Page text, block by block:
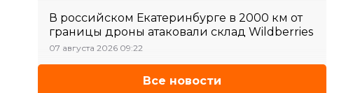
В российском Екатеринбурге в 2000 км от
границы дроны атаковали склад Wildberries
07 августа 2026 09:22
Все новости